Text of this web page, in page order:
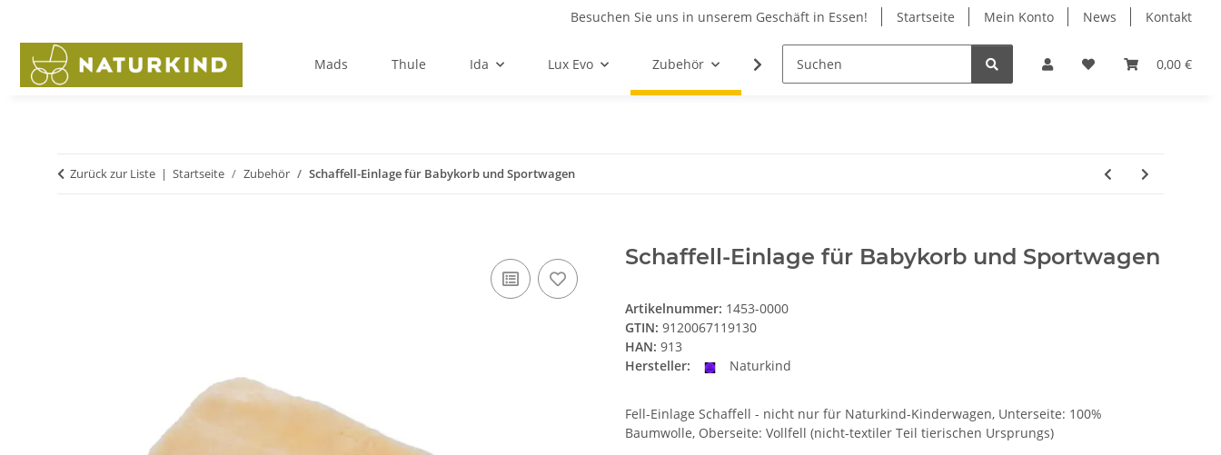
Besuchen Sie uns in unserem Geschäft in Essen! Startseite Mein Konto News Kontakt
0,00 €
Mads Thule Ida Lux Evo Zubehör Ersatzteile Geschäft in Essen
Zurück zur Liste Startseite Zubehör Schaffell-Einlage für Babykorb und Sportwagen
Schaffell-Einlage für Babykorb und Sportwagen
Artikelnummer: 1453-0000
GTIN: 9120067119130
HAN: 913
Hersteller:
Naturkind
Fell-Einlage Schaffell - nicht nur für Naturkind-Kinderwagen, Unterseite: 100%
Baumwolle, Oberseite: Vollfell (nicht-textiler Teil tierischen Ursprungs)